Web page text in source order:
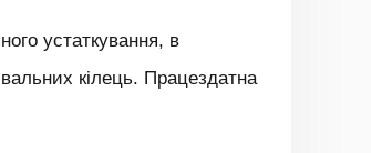
устаткування, в
кілець. Працездатна